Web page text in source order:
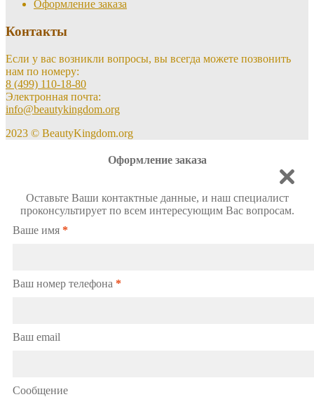
Оформление заказа
Контакты
Если у вас возникли вопросы, вы всегда можете позвонить
нам по номеру:
8 (499) 110-18-80
Электронная почта:
info@beautykingdom.org
2023 © BeautyKingdom.org
Оформление заказа
Оставьте Ваши контактные данные, и наш специалист
проконсультирует по всем интересующим Вас вопросам.
Ваше имя *
Ваш номер телефона *
Ваш email
Сообщение